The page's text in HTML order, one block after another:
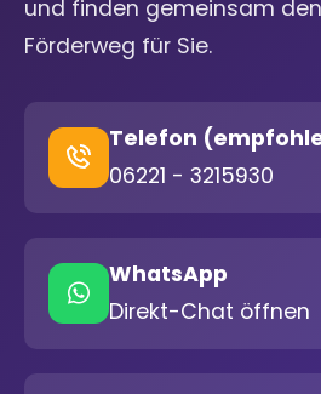
und finden gemeinsam
Förderweg für Sie.
Telefon
06221 - 3215930
WhatsApp
Direkt-Chat öffnen